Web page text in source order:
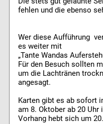
fehlen und die ebenso
Wer diese Aufführung
es weiter mit
„Tante Wandas
Für den Besuch sollten
um die Lachtränen
angesagt.
Karten gibt es ab sofort
am 8. Oktober ab 20 Uhr
Vorhang hebt sich um